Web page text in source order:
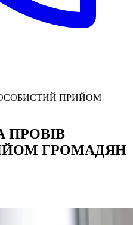
ПРИЙОМ
ПРОВІВ
ГРОМАДЯН